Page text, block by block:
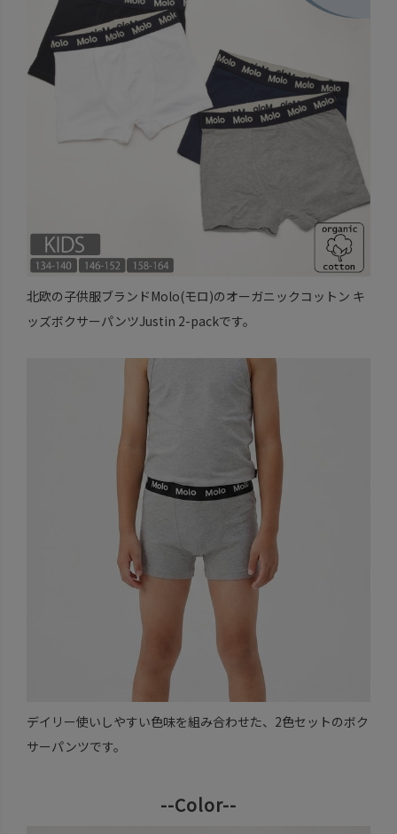
北欧の子供服ブランドMolo(モロ)のオーガニックコットン キ
ッズボクサーパンツJustin 2-packです。
デイリー使いしやすい色味を組み合わせた、2色セットのボク
サーパンツです。
--Color--